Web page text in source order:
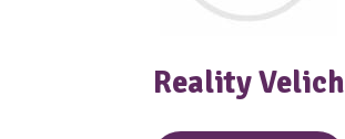
Reality Velich